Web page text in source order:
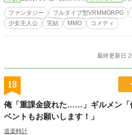
ファンタジー フルダイブ型VRMMORPG
少女主人公
完結 MMO コメディ
最終更新日
13
俺「重課金疲れた……」ギルメン
ベントもお願いします！」
道楽時計